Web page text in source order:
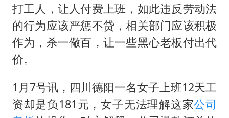
国足U17与阿森纳决赛取消 并列冠军
香港刷新1884年以来最高气温纪录
上海全力守护市民“菜篮子”
猫咪过火把节被抹成黑猫
宝妈给四胞胎取名平安喜乐
打工人，让人付费上班，如此违反劳动法
的行为应该严惩不贷，相关部门应该积极
作为，杀一儆百，让一些黑心老板付出代
价。
1月7号讯，四川德阳一名女子上班12天工
资却是负181元，女子无法理解这家公司